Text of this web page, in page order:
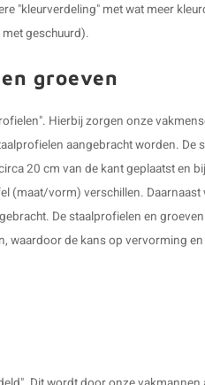
"kleurverdeling" met wat meer
geschuurd).
groeven
Hierbij zorgen onze
aangebracht worden. De
20 cm van de kant geplaatst en
(maat/vorm) verschillen. Daarnaast
De staalprofielen en
waardoor de kans op vervorming en